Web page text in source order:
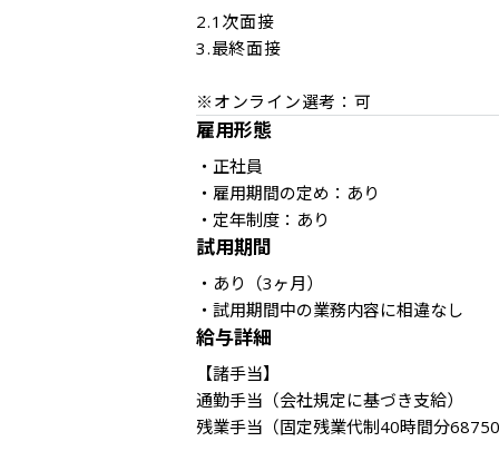
2.1次面接
3.最終面接
雇用形態
・正社員
・雇用期間の定め：あり
・定年制度：あり
試用期間
・あり（3ヶ月）
・試用期間中の業務内容に相違なし
給与詳細
【諸手当】
通勤手当（会社規定に基づき支給）
残業手当（固定残業代制40時間分